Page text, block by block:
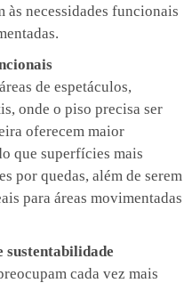
às necessidades funcionais
de espetáculos,
onde o piso precisa ser
oferecem maior
que superfícies mais
por quedas, além de serem
para áreas movimentadas
sustentabilidade
cada vez mais